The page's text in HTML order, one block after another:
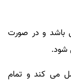
باشد و در صورت
شود.
می کند و تمام